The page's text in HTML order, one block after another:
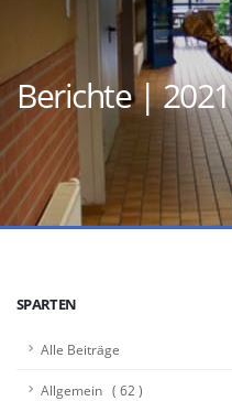
Berichte | 2021
SPARTEN
Alle Beiträge
Allgemein ( 62 )